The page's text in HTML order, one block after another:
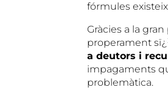
fórmules
Gràcies a la
properament
a deutors i
impagaments
problemàtica.